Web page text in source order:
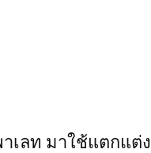
เลท มาใช้แตกแต่ง